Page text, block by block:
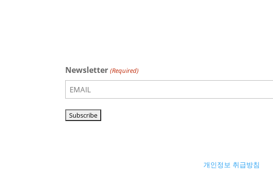
Newsletter (Required)
개인정보 취급방침